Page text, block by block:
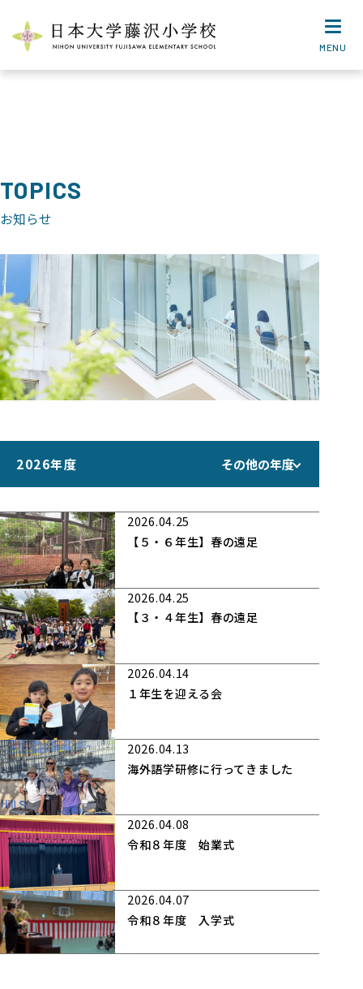
MENU
TOPICS
お知らせ
2026年度 その他の年度
2026.04.25
【５・６年生】春の遠足
2026.04.25
【３・４年生】春の遠足
2026.04.14
１年生を迎える会
2026.04.13
海外語学研修に行ってきました
2026.04.08
令和８年度 始業式
2026.04.07
令和８年度 入学式